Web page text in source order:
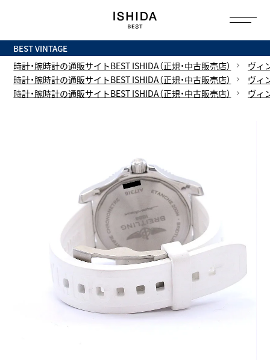
BEST VINTAGE
時計・腕時計の通販サイトBEST ISHIDA（正規・中古販売店）
ヴィ
時計・腕時計の通販サイトBEST ISHIDA（正規・中古販売店）
ヴィ
時計・腕時計の通販サイトBEST ISHIDA（正規・中古販売店）
ヴィ
へ